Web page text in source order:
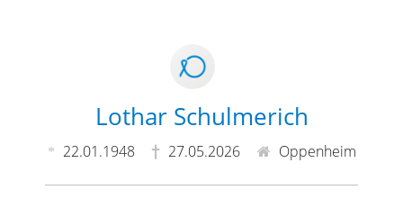
Lothar Schulmerich
22.01.1948 27.05.2026 Oppenheim